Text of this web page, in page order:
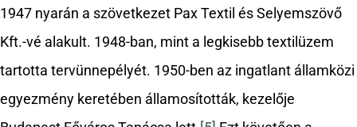
1947 nyarán a szövetkezet Pax Textil és Selyemszövő
Kft.-vé alakult. 1948-ban, mint a legkisebb textilüzem
tartotta tervünnepélyét. 1950-ben az ingatlant államközi
egyezmény keretében államosították, kezelője